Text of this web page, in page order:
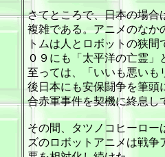
さてところで、日本の場合
複雑である。アニメのなか
トムは人とロボットの狭
０９にも「太平洋の亡霊
至っては、「いいも悪いも
後日本にも安保闘争を筆頭
合赤軍事件を契機に終息し
その間、タツノコヒーロー
ズのロボットアニメは戦